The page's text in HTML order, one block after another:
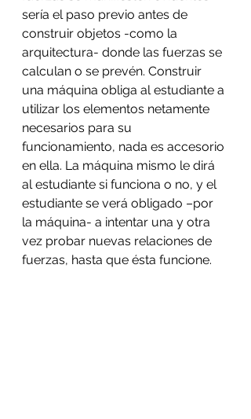
sería el paso previo antes de
construir objetos -como la
arquitectura- donde las fuerzas se
calculan o se prevén. Construir
una máquina obliga al estudiante a
utilizar los elementos netamente
necesarios para su
funcionamiento, nada es accesorio
en ella. La máquina mismo le dirá
al estudiante si funciona o no, y el
estudiante se verá obligado –por
la máquina- a intentar una y otra
vez probar nuevas relaciones de
fuerzas, hasta que ésta funcione.